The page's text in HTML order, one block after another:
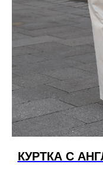
КУРТКА С